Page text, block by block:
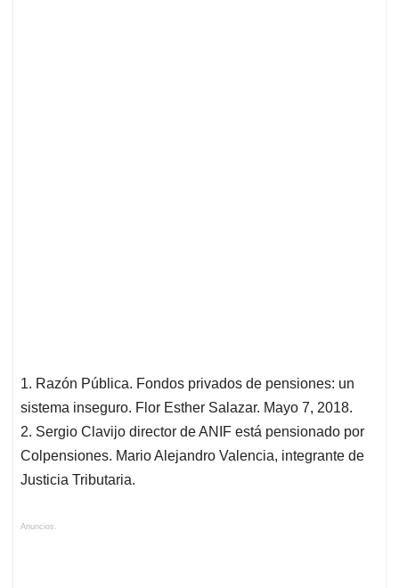
1. Razón Pública. Fondos privados de pensiones: un
sistema inseguro. Flor Esther Salazar. Mayo 7, 2018.
2. Sergio Clavijo director de ANIF está pensionado por
Colpensiones. Mario Alejandro Valencia, integrante de
Justicia Tributaria.
Anuncios.